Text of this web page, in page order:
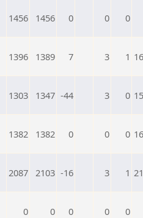
1456 1456 0 0 0
1396 1389 7 3 1
1303 1347 -44 3 0
1382 1382 0 0 0
2087 2103 -16 3 1
0 0 0 0 0